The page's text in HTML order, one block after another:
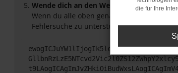
Wende dich an den Webseitenbetreiber.
Wenn du alle oben genannten Schritte
Fehlersuche zu unterstützen:
die für Ihre